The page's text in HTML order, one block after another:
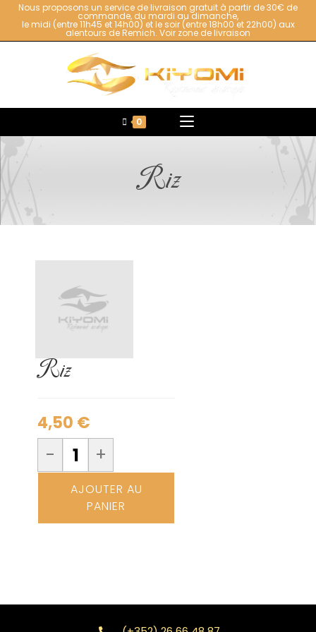
Nous proposons un service de livraison gratuit à partir de 30€ de
commande, du mardi au dimanche,
le midi (entre 11h45 et 14h00) et le soir (entre 18h00 et 22h00) aux
alentours de Remich. Voir zone de livraison
0
Riz
Riz
4,50 €
- +
AJOUTER AU
PANIER